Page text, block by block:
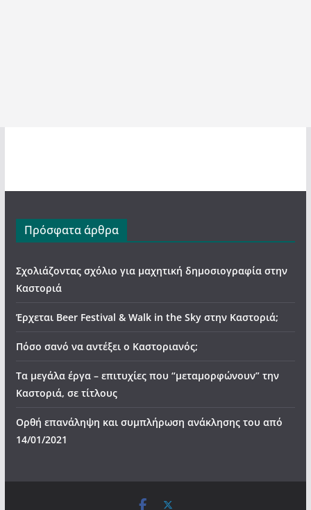
Πρόσφατα άρθρα
Σχολιάζοντας σχόλιο για μαχητική δημοσιογραφία στην
Καστοριά
Έρχεται Beer Festival & Walk in the Sky στην Καστοριά;
Πόσο σανό να αντέξει ο Καστοριανός;
Τα μεγάλα έργα – επιτυχίες που “μεταμορφώνουν” την
Καστοριά, σε τίτλους
Ορθή επανάληψη και συμπλήρωση ανάκλησης του από
14/01/2021